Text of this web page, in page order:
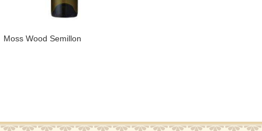
Moss Wood Semillon